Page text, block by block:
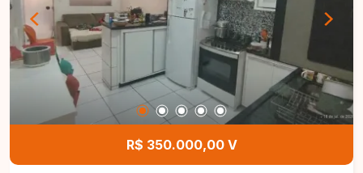
torneiras e chuveiros com aquecimento,
acabamento moderno e 04 vagas de garagem,
sendo 02 cobertas e 02 descobertas,
proporcionando conforto, sofisticação e
funcionalidade. Entre em contato para mais
informações e agende uma visita para conhecer
esta excelente oportunidade.
R$ 350.000,00 V